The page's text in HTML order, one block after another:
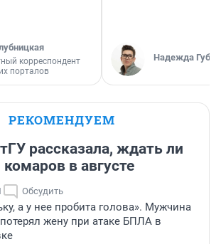
корреспондент
порталов
Надежда
РЕКОМЕНДУЕМ
рассказала, ждать ли
в августе
Обсудить
а у нее пробита голова». Мужчина
жену при атаке БПЛА в